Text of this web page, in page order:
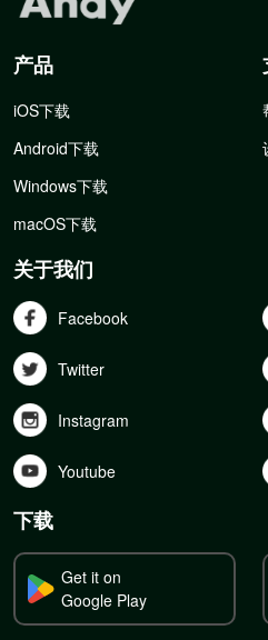
产品
iOS下载
Android下载
Windows下载
macOS下载
关于我们
Facebook
Twitter
Instagram
Youtube
下载
Get it on
Google Play